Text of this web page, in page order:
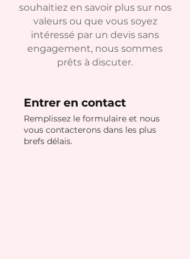
souhaitiez en savoir plus sur nos
valeurs ou que vous soyez
intéressé par un devis sans
engagement, nous sommes
prêts à discuter.
Entrer en contact
Remplissez le formulaire et nous
vous contacterons dans les plus
brefs délais.